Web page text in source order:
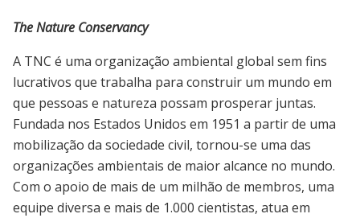
The Nature Conservancy
A TNC é uma organização ambiental global sem fins
lucrativos que trabalha para construir um mundo em
que pessoas e natureza possam prosperar juntas.
Fundada nos Estados Unidos em 1951 a partir de uma
mobilização da sociedade civil, tornou-se uma das
organizações ambientais de maior alcance no mundo.
Com o apoio de mais de um milhão de membros, uma
equipe diversa e mais de 1.000 cientistas, atua em